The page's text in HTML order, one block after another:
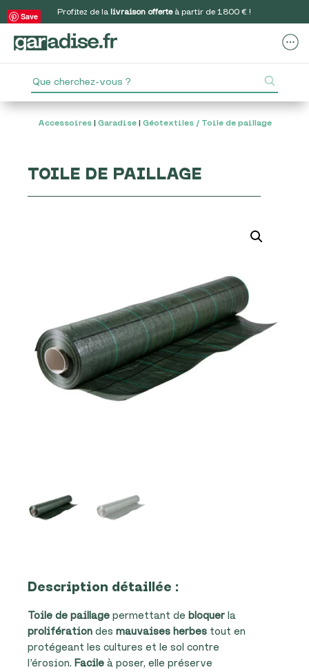
Profitez de la livraison offerteà partir de 1800 € !
Accessoires| Garadise| Géotextiles / Toile de paillage
Save
TOILE DE PAILLAGE
Description détaillée :
Toile de paillage permettant de bloquer la
prolifération desmauvaises herbes tout en
protégeant les cultures et le sol contre
l’érosion. Facile à poser, elle préserve